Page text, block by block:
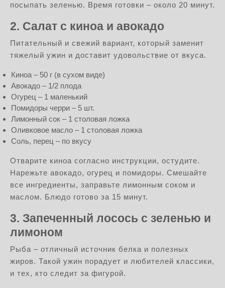
посыпать зеленью. Время готовки – около 20 минут.
2. Салат с киноа и авокадо
Питательный и свежий вариант, который заменит
тяжелый ужин и доставит удовольствие от вкуса.
Киноа – 50 г (в сухом виде)
Авокадо – 1/2 плода
Огурец – 1 маленький
Помидоры черри – 5 шт.
Лимонный сок – 1 столовая ложка
Оливковое масло – 1 столовая ложка
Соль, перец – по вкусу
Отварите киноа согласно инструкции, остудите.
Нарежьте авокадо, огурец и помидоры. Смешайте
все ингредиенты, заправьте лимонным соком и
маслом. Блюдо готово за 15 минут.
3. Запеченный лосось с зеленью и
лимоном
Рыба – отличный источник белка и полезных
жиров. Такой ужин порадует и любителей классики,
и тех, кто следит за фигурой.